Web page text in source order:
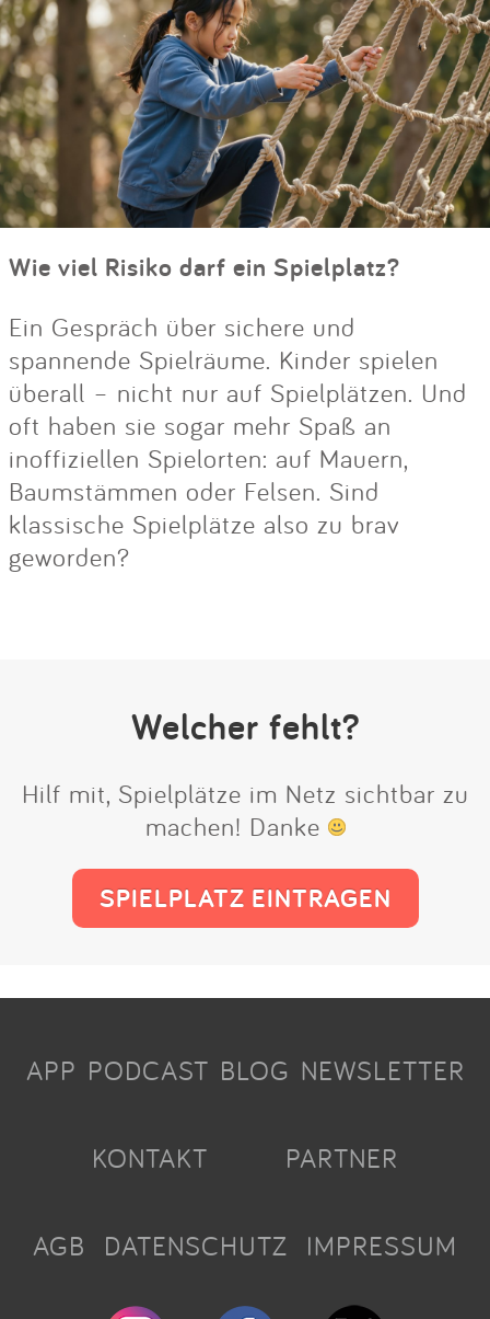
Wie viel Risiko darf ein Spielplatz?
Ein Gespräch über sichere und
spannende Spielräume. Kinder spielen
überall – nicht nur auf Spielplätzen. Und
oft haben sie sogar mehr Spaß an
inoffiziellen Spielorten: auf Mauern,
Baumstämmen oder Felsen. Sind
klassische Spielplätze also zu brav
geworden?
Welcher fehlt?
Hilf mit, Spielplätze im Netz sichtbar zu
machen! Danke
SPIELPLATZ EINTRAGEN
APP PODCAST BLOG NEWSLETTER
KONTAKT PARTNER
AGB DATENSCHUTZ IMPRESSUM